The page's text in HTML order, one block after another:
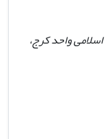
واحد کرج،